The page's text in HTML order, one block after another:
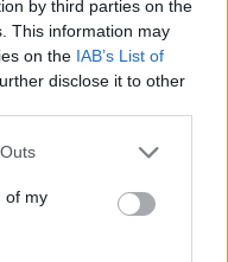
by third parties on the
This information may
on the IAB’s List of
disclose it to other
of my
SOLIDARNOŚĆ
do wizyty papieża